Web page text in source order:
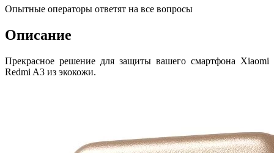
Опытные операторы ответят на все вопросы
Описание
Прекрасное решение для защиты вашего смартфона Xiaomi
Redmi A3 из экокожи.